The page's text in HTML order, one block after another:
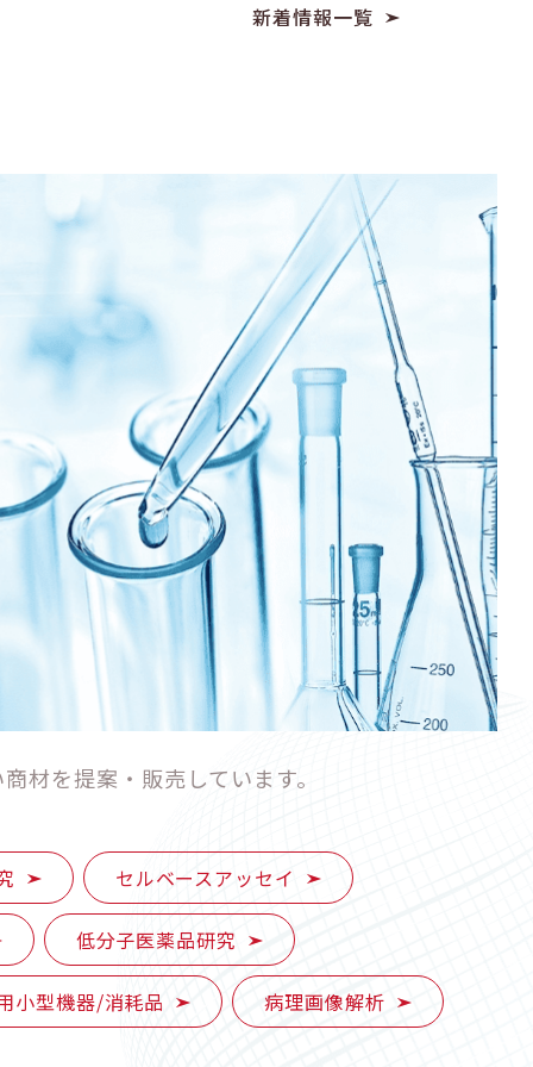
新着情報一覧
材を提案・販売しています。
セルベースアッセイ
低分子医薬品研究
小型機器/消耗品 病理画像解析